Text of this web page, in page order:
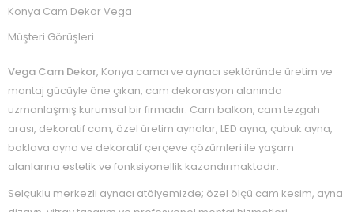
Konya Cam Dekor Vega
Müşteri Görüşleri
Vega Cam Dekor, Konya camcı ve aynacı sektöründe üretim ve
montaj gücüyle öne çıkan, cam dekorasyon alanında
uzmanlaşmış kurumsal bir firmadır. Cam balkon, cam tezgah
arası, dekoratif cam, özel üretim aynalar, LED ayna, çubuk ayna,
baklava ayna ve dekoratif çerçeve çözümleri ile yaşam
alanlarına estetik ve fonksiyonellik kazandırmaktadır.
Selçuklu merkezli aynacı atölyemizde; özel ölçü cam kesim, ayna